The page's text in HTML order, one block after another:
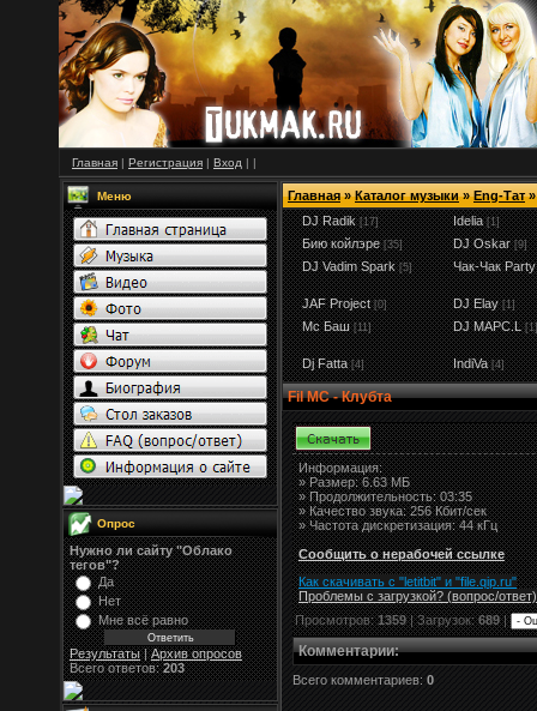
Главная | Регистрация | Вход | |
Меню
Опрос
Нужно ли сайту "Облако
тегов"?
Да
Нет
Мне всё равно
Результаты|Архив опросов
Всего ответов:203
Главная»Каталог музыки»Eng-Тат»
DJ Radik [17] Idelia [1]
Бию койлэре [35] DJ Oskar [9]
DJ Vadim Spark [5] Чак-Чак Party
JAF Project [0] DJ Elay [1]
Мс Баш [11] DJ MAPC.L [1]
Dj Fatta [4] IndiVa [4]
Fil МС - Клубта
Информация:
»Размер:6.63 МБ
» Продолжительность: 03:35
» Качество звука: 256 Кбит/сек
» Частота дискретизация: 44 кГц
Сообщить о нерабочей ссылке
Как скачивать с "letitbit" и "file.qip.ru"
Проблемы с загрузкой? (вопрос/ответ)
Просмотров:1359| Загрузок:689|
Комментарии:
Всего комментариев: 0